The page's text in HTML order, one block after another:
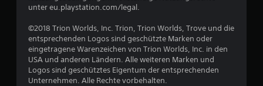
unter eu.playstation.com/legal.
©2018 Trion Worlds, Inc. Trion, Trion Worlds, Trove und die
entsprechenden Logos sind geschützte Marken oder
eingetragene Warenzeichen von Trion Worlds, Inc. in den
USA und anderen Ländern. Alle weiteren Marken und
Logos sind geschütztes Eigentum der entsprechenden
Unternehmen. Alle Rechte vorbehalten.